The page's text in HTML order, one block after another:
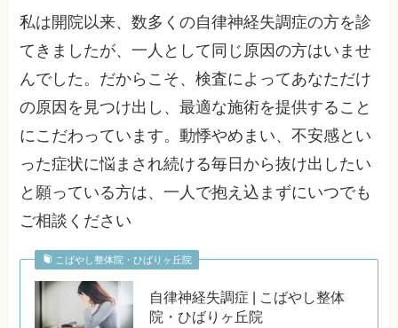
私は開院以来、数多くの自律神経失調症の方を診
てきましたが、一人として同じ原因の方はいませ
んでした。だからこそ、検査によってあなただけ
の原因を見つけ出し、最適な施術を提供すること
にこだわっています。動悸やめまい、不安感とい
った症状に悩まされ続ける毎日から抜け出したい
と願っている方は、一人で抱え込まずにいつでも
ご相談ください
こばやし整体院・ひばりヶ丘院
自律神経失調症 | こばやし整体
院・ひばりヶ丘院